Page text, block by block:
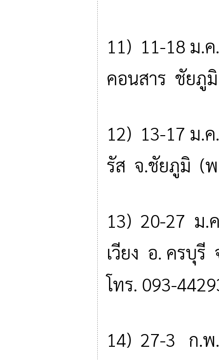
11) 11-18 ม.
คอนสาร ชัยภู
12) 13-17 ม.
รัส จ.ชัยภูมิ (พ
13) 20-27 ม.
เวียง อ. ครบุ
โทร. 093-
14) 27-3 ก.พ